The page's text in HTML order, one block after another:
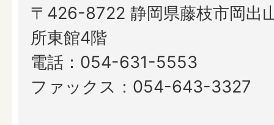
〒426-8722 静岡県藤枝市岡出
所東館4階
電話：054-631-5553
ファックス：054-643-3327